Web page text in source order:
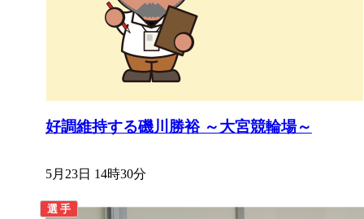
好調維持する磯川勝裕 ～大宮競輪場～
5月23日 14時30分